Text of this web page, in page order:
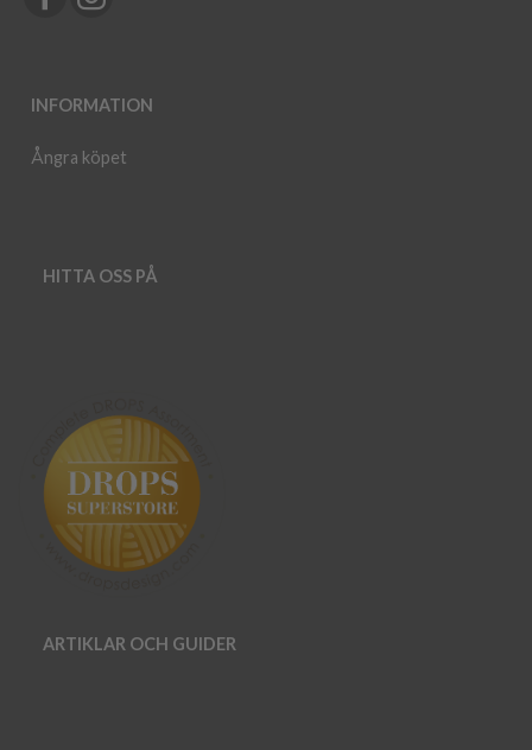
INFORMATION
Ångra köpet
HITTA OSS PÅ
ARTIKLAR OCH GUIDER